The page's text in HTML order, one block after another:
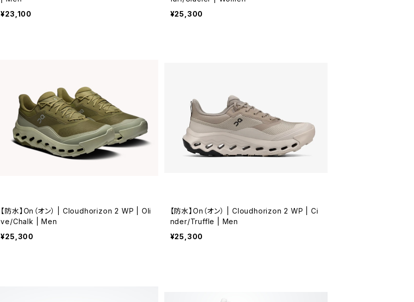
¥23,100
¥25,300
【防水】On（オン） | Cloudhorizon 2 WP | Oli
ve/Chalk | Men
¥25,300
【防水】On（オン） | Cloudhorizon 2 WP | Ci
nder/Truffle | Men
¥25,300